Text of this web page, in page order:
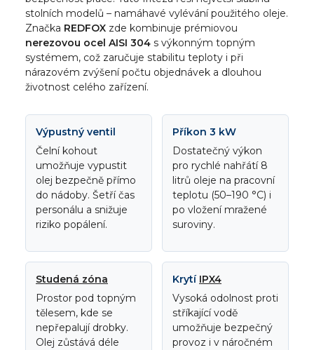
stolních modelů – namáhavé vylévání použitého oleje.
Značka REDFOX zde kombinuje prémiovou
nerezovou ocel AISI 304 s výkonným topným
systémem, což zaručuje stabilitu teploty i při
nárazovém zvýšení počtu objednávek a dlouhou
životnost celého zařízení.
Výpustný ventil
Čelní kohout
umožňuje vypustit
olej bezpečně přímo
do nádoby. Šetří čas
personálu a snižuje
riziko popálení.
Příkon 3 kW
Dostatečný výkon
pro rychlé nahřátí 8
litrů oleje na pracovní
teplotu (50–190 °C) i
po vložení mražené
suroviny.
Studená zóna
Prostor pod topným
tělesem, kde se
nepřepalují drobky.
Olej zůstává déle
Krytí IPX4
Vysoká odolnost proti
stříkající vodě
umožňuje bezpečný
provoz i v náročném